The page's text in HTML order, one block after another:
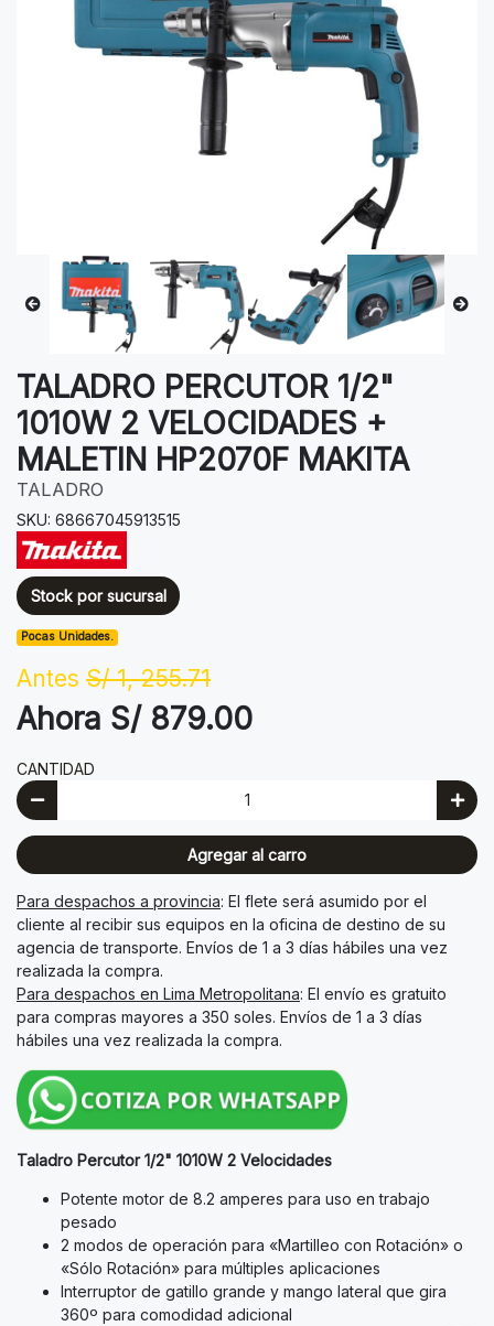
TALADRO PERCUTOR 1/2"
1010W 2 VELOCIDADES +
MALETIN HP2070F MAKITA
TALADRO
SKU: 68667045913515
Stock por sucursal
Pocas Unidades.
Antes S/ 1, 255.71
Ahora S/ 879.00
CANTIDAD
Agregar al carro
Para despachos a provincia: El flete será asumido por el
cliente al recibir sus equipos en la oficina de destino de su
agencia de transporte. Envíos de 1 a 3 días hábiles una vez
realizada la compra.
Para despachos en Lima Metropolitana: El envío es gratuito
para compras mayores a 350 soles. Envíos de 1 a 3 días
hábiles una vez realizada la compra.
Taladro Percutor 1/2" 1010W 2 Velocidades
Potente motor de 8.2 amperes para uso en trabajo
pesado
2 modos de operación para «Martilleo con Rotación» o
«Sólo Rotación» para múltiples aplicaciones
Interruptor de gatillo grande y mango lateral que gira
360º para comodidad adicional